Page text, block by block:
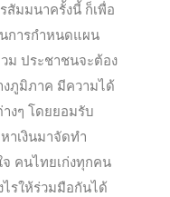
มมนาครั้งนี้ ก็เพื่อ
การกำหนดแผน
ม ประชาชนจะต้อง
ภูมิภาค มีความได้
งๆ โดยยอมรับ
าเงินมาจัดทำ
คนไทยเก่งทุกคน
รให้ร่วมมือกันได้